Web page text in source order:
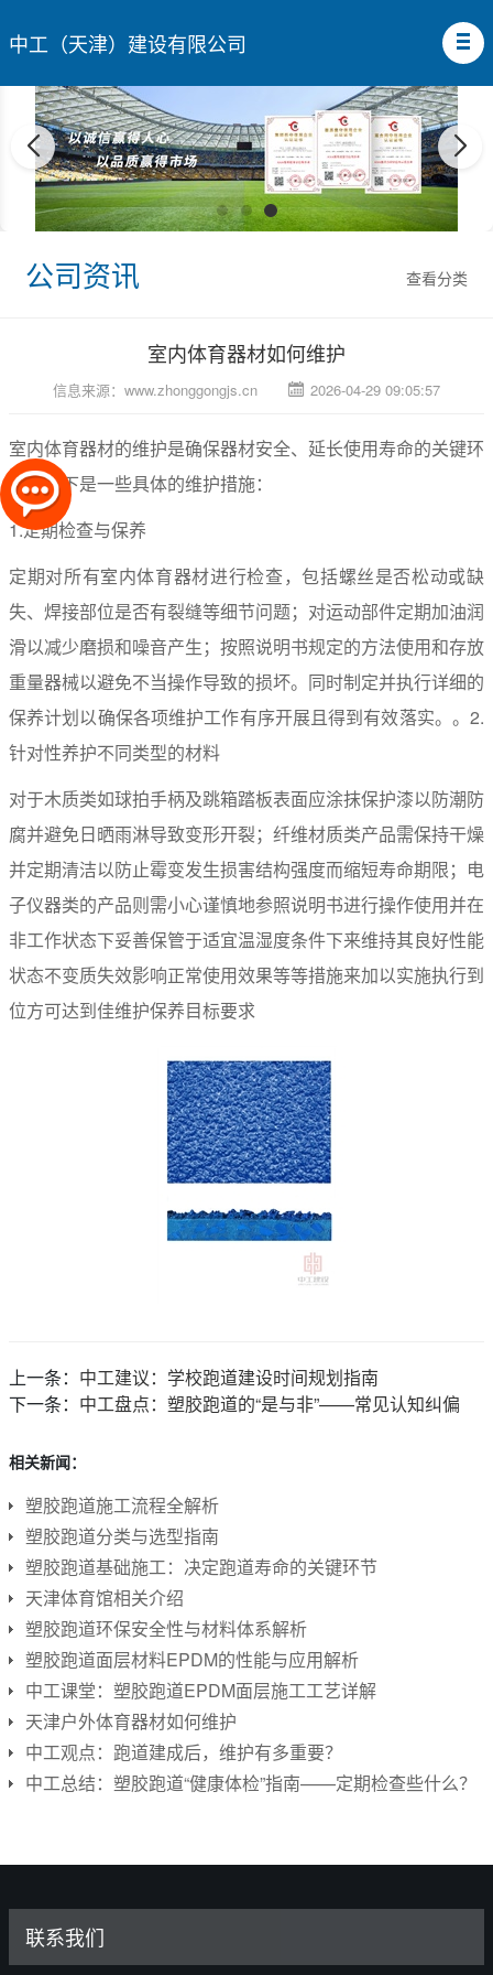
中工（天津）建设有限公司
查看分类
公司资讯
室内体育器材如何维护
信息来源： www.zhonggongjs.cn 2026-04-29 09:05:57
室内体育器材的维护是确保器材安全、延长使用寿命的关键环
节。以下是一些具体的维护措施：
1.定期检查与保养
定期对所有室内体育器材进行检查，包括螺丝是否松动或缺
失、焊接部位是否有裂缝等细节问题；对运动部件定期加油润
滑以减少磨损和噪音产生；按照说明书规定的方法使用和存放
重量器械以避免不当操作导致的损坏。同时制定并执行详细的
保养计划以确保各项维护工作有序开展且得到有效落实。。2.
针对性养护不同类型的材料
对于木质类如球拍手柄及跳箱踏板表面应涂抹保护漆以防潮防
腐并避免日晒雨淋导致变形开裂；纤维材质类产品需保持干燥
并定期清洁以防止霉变发生损害结构强度而缩短寿命期限；电
子仪器类的产品则需小心谨慎地参照说明书进行操作使用并在
非工作状态下妥善保管于适宜温湿度条件下来维持其良好性能
状态不变质失效影响正常使用效果等等措施来加以实施执行到
位方可达到佳维护保养目标要求
上一条： 中工建议：学校跑道建设时间规划指南
下一条： 中工盘点：塑胶跑道的“是与非”——常见认知纠偏
相关新闻：
塑胶跑道施工流程全解析
塑胶跑道分类与选型指南
塑胶跑道基础施工：决定跑道寿命的关键环节
天津体育馆相关介绍
塑胶跑道环保安全性与材料体系解析
塑胶跑道面层材料EPDM的性能与应用解析
中工课堂：塑胶跑道EPDM面层施工工艺详解
天津户外体育器材如何维护
中工观点：跑道建成后，维护有多重要？
中工总结：塑胶跑道“健康体检”指南——定期检查些什么？
联系我们